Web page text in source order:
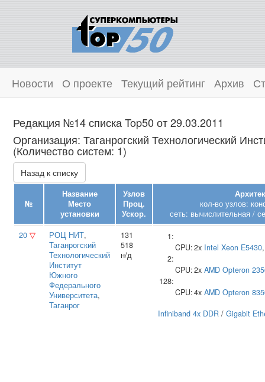
Новости О проекте Текущий рейтинг Архив
Редакция №14 списка Top50 от 29.03.2011
Организация: Таганрогский Технологический
(Количество систем: 1)
Назад к списку
№
Название
Место
установки
Узлов
Проц.
Ускор.
кол-во узлов:
сеть: вычислительная /
20 ▽ РОЦ НИТ,
Таганрогский
Технологический
Институт
Южного
Федерального
Университета,
Таганрог
131
518
н/д
1:
CPU:2x Intel Xeon E5430
2:
CPU:2x AMD Opteron
128:
CPU:4x AMD Opteron
Infiniband 4x DDR / Gigabit